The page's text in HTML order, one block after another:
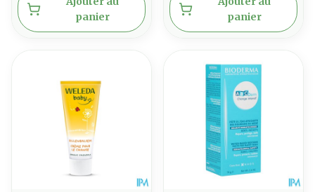
panier
panier